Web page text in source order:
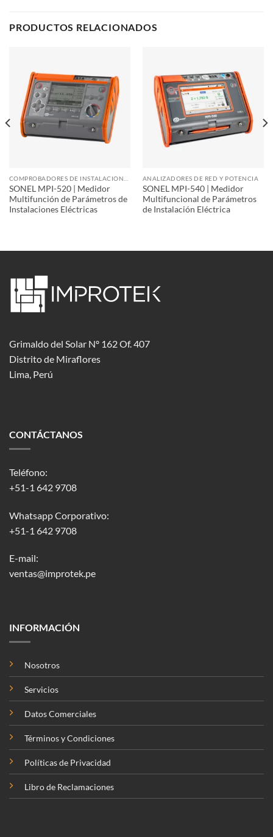
PRODUCTOS RELACIONADOS
SONEL MPI-520 | Medidor
Multifunción de Parámetros de
Instalaciones Eléctricas
ANALIZADORES DE RED Y POTENCIA
SONEL MPI-540 | Medidor
Multifuncional de Parámetros
de Instalación Eléctrica
Grimaldo del Solar Nº 162 Of. 407
Distrito de Miraflores
Lima, Perú
CONTÁCTANOS
Teléfono:
+51-1 642 9708
Whatsapp Corporativo:
+51-1 642 9708
E-mail:
ventas@improtek.pe
INFORMACIÓN
Nosotros
Servicios
Datos Comerciales
Términos y Condiciones
Políticas de Privacidad
Libro de Reclamaciones